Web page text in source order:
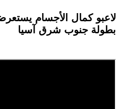
لاعبو كمال الأجسام
بطولة جنوب شرق آسيا